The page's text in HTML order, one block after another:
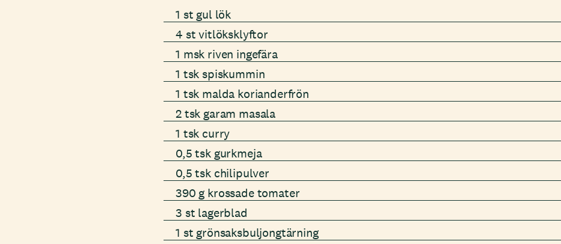
1 st gul lök
4 st vitlöksklyftor
1 msk riven ingefära
1 tsk spiskummin
1 tsk malda korianderfrön
2 tsk garam masala
1 tsk curry
0,5 tsk gurkmeja
0,5 tsk chilipulver
390 g krossade tomater
3 st lagerblad
1 st grönsaksbuljongtärning